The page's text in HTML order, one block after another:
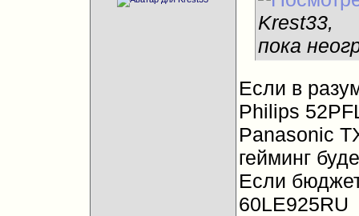
Krest33,
пока
Если в
Philips
Panasonic
гейминг
Если
60LE925RU